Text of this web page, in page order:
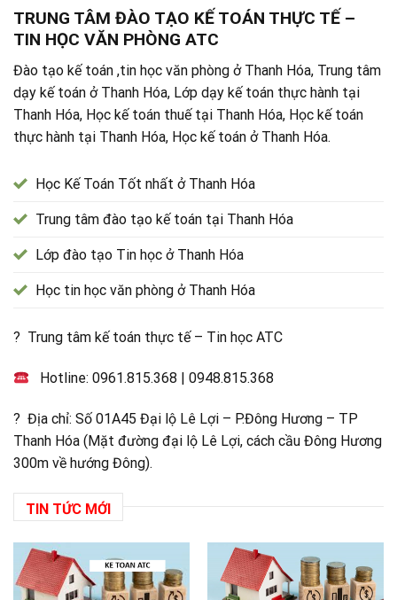
TRUNG TÂM ĐÀO TẠO KẾ TOÁN THỰC TẾ –
TIN HỌC VĂN PHÒNG ATC
Đào tạo kế toán ,tin học văn phòng ở Thanh Hóa, Trung tâm
dạy kế toán ở Thanh Hóa, Lớp dạy kế toán thực hành tại
Thanh Hóa, Học kế toán thuế tại Thanh Hóa, Học kế toán
thực hành tại Thanh Hóa, Học kế toán ở Thanh Hóa.
Học Kế Toán Tốt nhất ở Thanh Hóa
Trung tâm đào tạo kế toán tại Thanh Hóa
Lớp đào tạo Tin học ở Thanh Hóa
Học tin học văn phòng ở Thanh Hóa
? Trung tâm kế toán thực tế – Tin học ATC
Hotline:0961.815.368 |0948.815.368
? Địa chỉ: Số 01A45 Đại lộ Lê Lợi – P.Đông Hương – TP
Thanh Hóa (Mặt đường đại lộ Lê Lợi, cách cầu Đông Hương
300m về hướng Đông).
TIN TỨC MỚI